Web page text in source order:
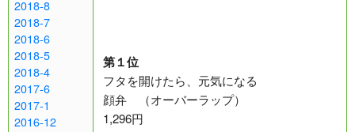
2018-8
2018-7
2018-6
2018-5
2018-4
2017-6
2017-1
2016-12
第１位
フタを開けたら、元気になる
顔弁 （オーバーラップ）
1,296円